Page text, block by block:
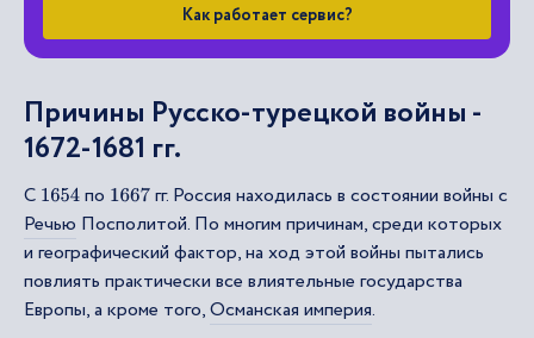
Как работает сервис?
Причины Русско-турецкой войны -
1672-1681 гг.
С 1654по 1667гг. Россия находилась в состоянии войны с
Речью Посполитой. По многим причинам, среди которых
и географический фактор, на ход этой войны пытались
повлиять практически все влиятельные государства
Европы, а кроме того,Османская империя.